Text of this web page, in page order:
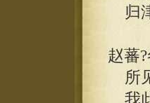
归
赵蕃
所
我